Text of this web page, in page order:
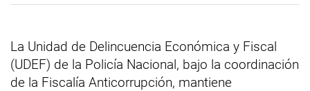
La Unidad de Delincuencia Económica y Fiscal
(UDEF) de la Policía Nacional, bajo la coordinación
de la Fiscalía Anticorrupción, mantiene